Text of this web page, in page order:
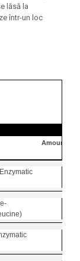
lăsă la
într-un loc
Amount